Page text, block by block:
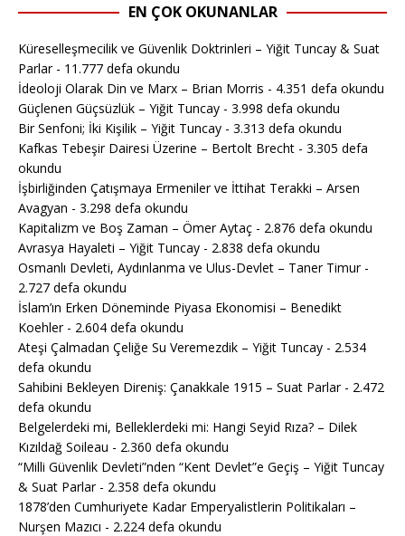
EN ÇOK OKUNANLAR
Küreselleşmecilik ve Güvenlik Doktrinleri – Yiğit Tuncay & Suat
Parlar- 11.777 defa okundu
İdeoloji Olarak Din ve Marx – Brian Morris - 4.351 defa okundu
Güçlenen Güçsüzlük – Yiğit Tuncay - 3.998 defa okundu
Bir Senfoni; İki Kişilik – Yiğit Tuncay - 3.313 defa okundu
Kafkas Tebeşir Dairesi Üzerine – Bertolt Brecht - 3.305 defa
okundu
İşbirliğinden Çatışmaya Ermeniler ve İttihat Terakki – Arsen
Avagyan - 3.298 defa okundu
Kapitalizm ve Boş Zaman – Ömer Aytaç - 2.876 defa okundu
Avrasya Hayaleti – Yiğit Tuncay - 2.838 defa okundu
Osmanlı Devleti, Aydınlanma ve Ulus-Devlet – Taner Timur-
2.727 defa okundu
İslam’ın Erken Döneminde Piyasa Ekonomisi – Benedikt
Koehler- 2.604 defa okundu
Ateşi Çalmadan Çeliğe Su Veremezdik – Yiğit Tuncay - 2.534
defa okundu
Sahibini Bekleyen Direniş: Çanakkale 1915 – Suat Parlar- 2.472
defa okundu
Belgelerdeki mi, Belleklerdeki mi: Hangi Seyid Rıza? – Dilek
Kızıldağ Soileau - 2.360 defa okundu
“Milli Güvenlik Devleti”nden “Kent Devlet”e Geçiş – Yiğit Tuncay
& Suat Parlar- 2.358 defa okundu
1878’den Cumhuriyete Kadar Emperyalistlerin Politikaları –
Nurşen Mazıcı - 2.224 defa okundu